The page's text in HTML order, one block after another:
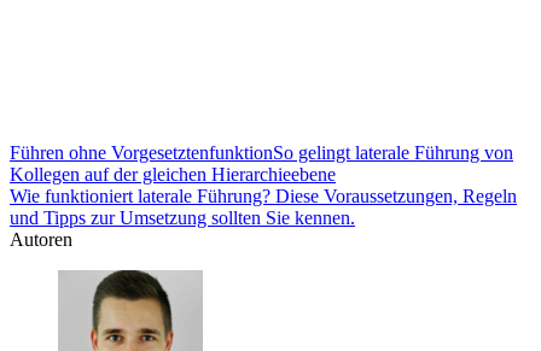
Führen ohne VorgesetztenfunktionSo gelingt laterale Führung von
Kollegen auf der gleichen Hierarchieebene
Wie funktioniert laterale Führung? Diese Voraussetzungen, Regeln
und Tipps zur Umsetzung sollten Sie kennen.
Autoren